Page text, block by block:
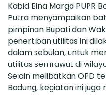
Kabid Bina Marga PUPR
Putra menyampaikan
pimpinan Bupati dan
penertiban utilitas ini
dalam sebulan, untuk
utilitas semrawut di
Selain melibatkan OPD
Badung, kegiatan ini juga